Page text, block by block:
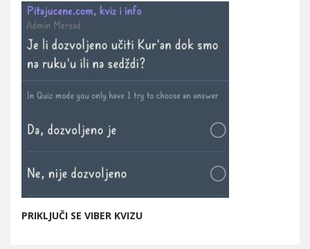
PRIKLJUČI SE VIBER KVIZU